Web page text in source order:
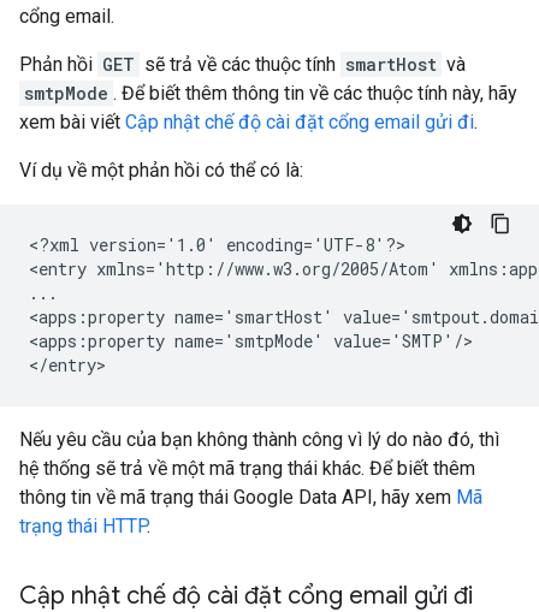
cổng email.
Phản hồi GET sẽ trả về các thuộc tính smartHost và
smtpMode . Để biết thêm thông tin về các thuộc tính này, hãy
xem bài viết Cập nhật chế độ cài đặt cổng email gửi đi.
Ví dụ về một phản hồi có thể có là:
<?xml version='1.0' encoding='UTF-8'?>
<entry xmlns='http://www.w3.org/2005/Atom'
...
<apps:property name='smartHost'
<apps:property name='smtpMode' value='SMTP'/>
Nếu yêu cầu của bạn không thành công vì lý do nào đó, thì
hệ thống sẽ trả về một mã trạng thái khác. Để biết thêm
thông tin về mã trạng thái Google Data API, hãy xem Mã
trạng thái HTTP.
Cập nhật chế độ cài đặt cổng email gửi đi